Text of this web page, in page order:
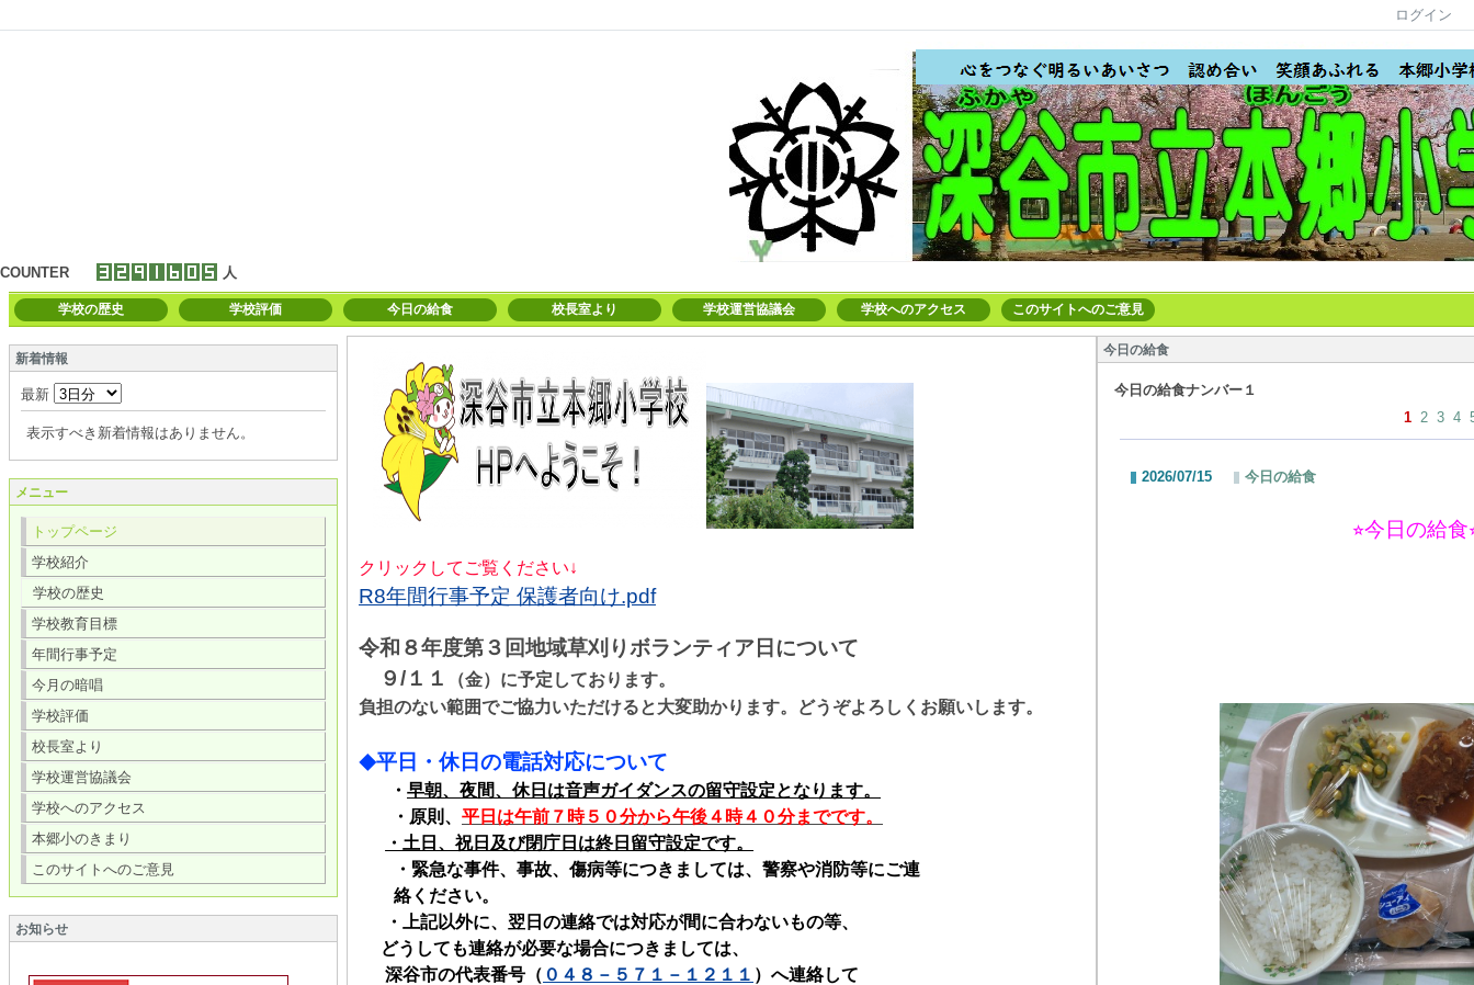
ログイン
COUNTER 人
学校の歴史 学校評価 今日の給食 校長室より 学校運営協議会 学校へのアクセス このサイトへのご意見
新着情報
最新
表示すべき新着情報はありません。
メニュー
トップページ
学校紹介
学校の歴史
学校教育目標
年間行事予定
今月の暗唱
学校評価
校長室より
学校運営協議会
学校へのアクセス
本郷小のきまり
このサイトへのご意見
お知らせ
クリックしてご覧ください↓
R8年間行事予定 保護者向け.pdf
令和８年度第３回地域草刈りボランティア日について
９/１１
（金）に予定しております。
負担のない範囲でご協力いただけると大変助かります。どうぞよろしくお願いします。
◆平日・休日の電話対応について
・ 早朝、夜間、休日は音声ガイダンスの留守設定となります。
・原則、 平日は午前７時５０分から午後４時４０分までです。
・土日、祝日及び閉庁日は終日留守設定です。
・緊急な事件、事故、傷病等につきましては、警察や消防等にご連
絡ください。
・上記以外に、翌日の連絡では対応が間に合わないもの等、
どうしても連絡が必要な場合につきましては、
深谷市の代表番号（ ０４８－５７１－１２１１ ）へ連絡して
今日の給食
今日の給食ナンバー１
1 2 3 4
2026/07/15 今日の給食
⭐︎今日の給食